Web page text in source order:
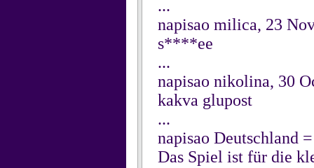
...
napisao milica, 23
s****ee
...
napisao nikolina, 30
kakva glupost
...
napisao Deutschland
Das Spiel ist für die